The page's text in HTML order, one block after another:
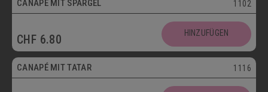
CANAPÉ MIT SPARGEL 1102
CHF 6.80 HINZUFÜGEN
CANAPÉ MIT TATAR 1116